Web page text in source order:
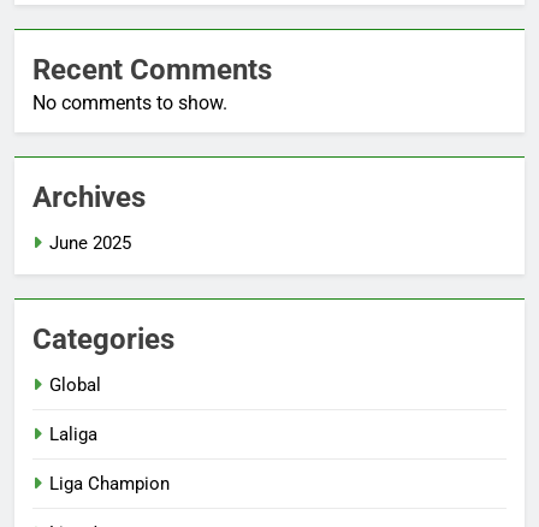
Recent Comments
No comments to show.
Archives
June 2025
Categories
Global
Laliga
Liga Champion